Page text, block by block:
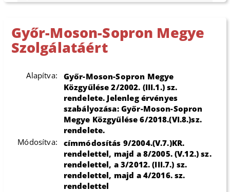
Győr-Moson-Sopron Megye
Szolgálatáért
Alapítva:
Győr-Moson-Sopron Megye
Közgyűlése 2/2002. (III.1.) sz.
rendelete. Jelenleg érvényes
szabályozása: Győr-Moson-Sopron
Megye Közgyűlése 6/2018.(VI.8.)sz.
rendelete.
Módosítva:
címmódosítás 9/2004.(V.7.)KR.
rendelettel, majd a 8/2005. (V.12.) sz.
rendelettel, a 3/2012. (III.7.) sz.
rendelettel, majd a 4/2016. sz.
rendelettel